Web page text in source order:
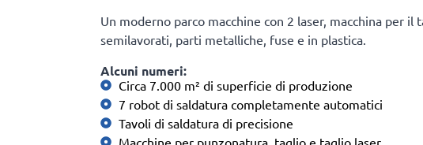
Un moderno parco macchine con 2 laser, macchina per
semilavorati, parti metalliche, fuse e in plastica.
Alcuni numeri:
Circa 7.000 m² di superficie di produzione
7 robot di saldatura completamente automatici
Tavoli di saldatura di precisione